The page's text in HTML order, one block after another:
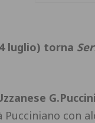
luglio) torna
con